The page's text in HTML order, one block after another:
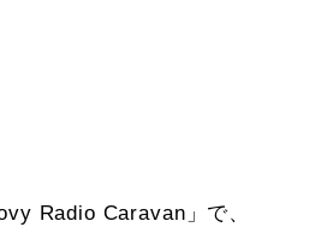
Radio Caravan」で、